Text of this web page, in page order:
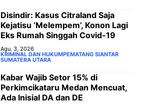
Disindir: Kasus Citraland Saja
Kejatisu ‘Melempem’, Konon Lagi
Eks Rumah Singgah Covid-19
Agu. 3, 2026
KRIMINAL DAN HUKUMPEMATANG SIANTAR
SUMATERA UTARA
‎Kabar Wajib Setor 15% di
Perkimcikataru Medan Mencuat,
Ada Inisial DA dan DE